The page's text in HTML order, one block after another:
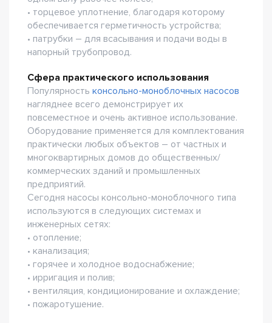
• торцевое уплотнение, благодаря которому
обеспечивается герметичность устройства;
• патрубки – для всасывания и подачи воды в
напорный трубопровод.
Сфера практического использования
Популярность консольно-моноблочных насосов
нагляднее всего демонстрирует их
повсеместное и очень активное использование.
Оборудование применяется для комплектования
практически любых объектов – от частных и
многоквартирных домов до общественных/
коммерческих зданий и промышленных
предприятий.
Сегодня насосы консольно-моноблочного типа
используются в следующих системах и
инженерных сетях:
• отопление;
• канализация;
• горячее и холодное водоснабжение;
• ирригация и полив;
• вентиляция, кондиционирование и охлаждение;
• пожаротушение.